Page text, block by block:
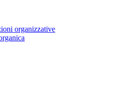
organizzative